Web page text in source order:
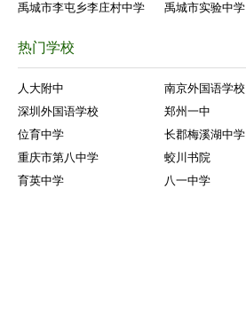
禹城市李屯乡李庄村中学
禹城市实验中学
热门学校
人大附中 南京外国语学校
深圳外国语学校
郑州一中
位育中学
长郡梅溪湖中学
重庆市第八中学
蛟川书院
育英中学
八一中学